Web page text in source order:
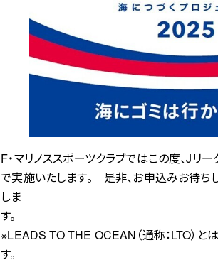
F・マリノススポーツクラブではこの度、J
で実施いたします。 是非、お申込みお待ち
しま
※LEADS TO THE OCEAN（通称：LTO）と
す。